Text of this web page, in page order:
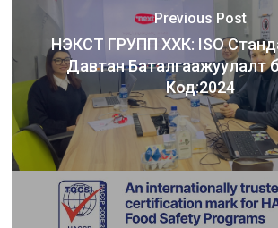
Previous Post
НЭКСТ ГРУПП ХХК: ISO
Давтан Баталгаажуулалт
Код:2024